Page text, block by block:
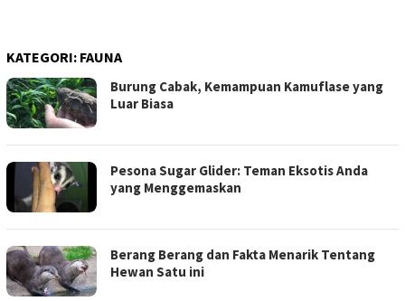
KATEGORI: FAUNA
Burung Cabak, Kemampuan Kamuflase yang
Luar Biasa
Pesona Sugar Glider: Teman Eksotis Anda
yang Menggemaskan
Berang Berang dan Fakta Menarik Tentang
Hewan Satu ini